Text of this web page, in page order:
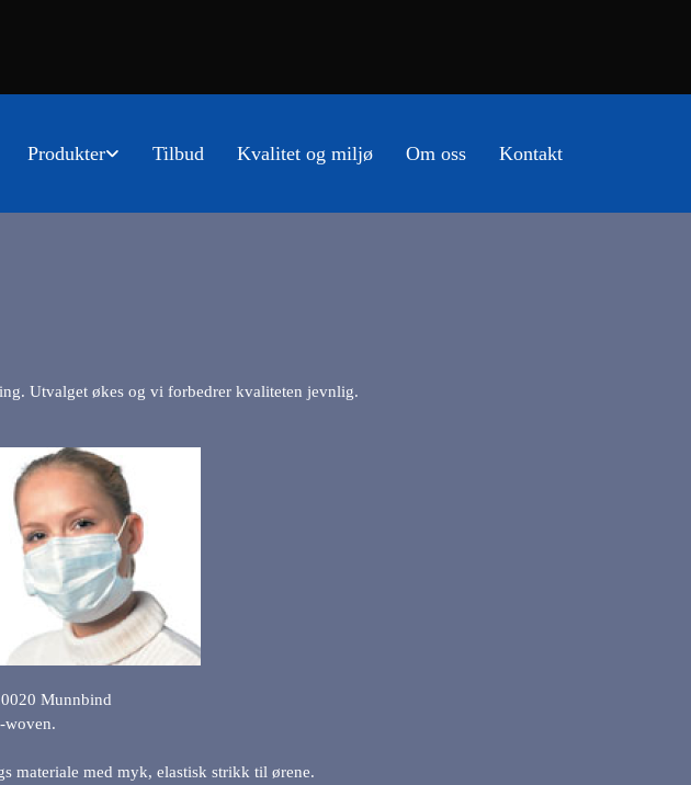
Produkter Tilbud Kvalitet og miljø Om oss Kontakt
Utvalget økes og vi forbedrer kvaliteten jevnlig.
Munnbind
woven.
materiale med myk, elastisk strikk til ørene.